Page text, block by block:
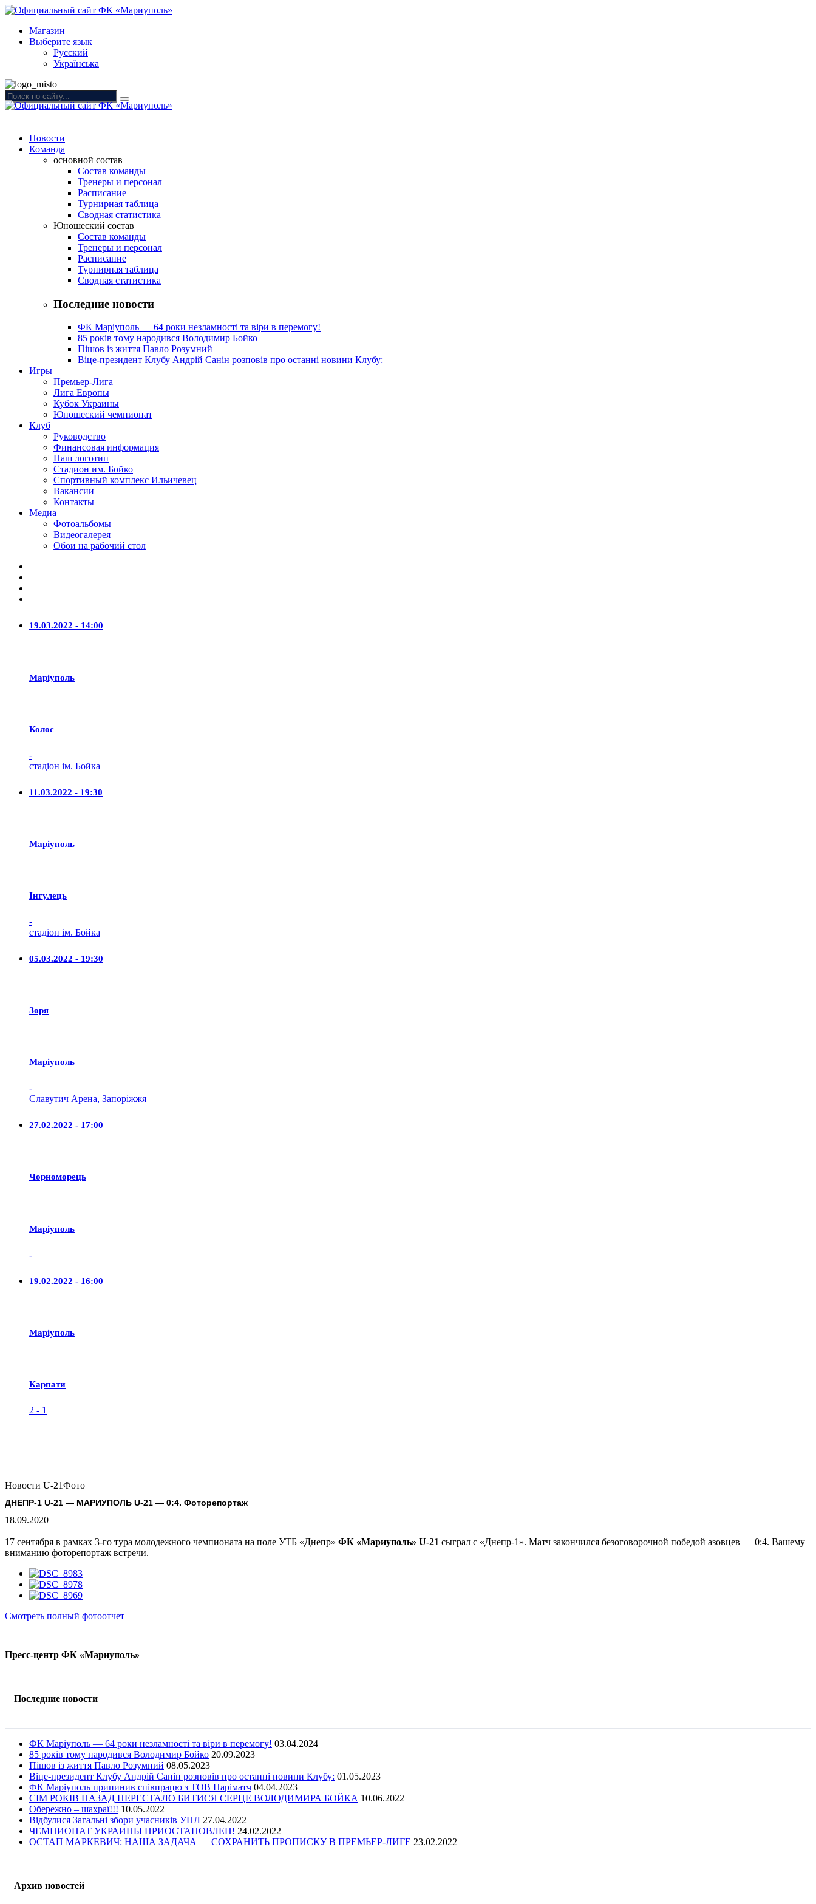
Магазин
Выберите язык
Русский
Українська
Новости
Команда
основной состав
Состав команды
Тренеры и персонал
Расписание
Турнирная таблица
Сводная статистика
Юношеский состав
Состав команды
Тренеры и персонал
Расписание
Турнирная таблица
Сводная статистика
Последние новости
ФК Маріуполь — 64 роки незламності та віри в перемогу!
85 років тому народився Володимир Бойко
Пішов із життя Павло Розумний
Віце-президент Клубу Андрій Санін розповів про останні новини Клубу:
Игры
Премьер-Лига
Лига Европы
Кубок Украины
Юношеский чемпионат
Клуб
Руководство
Финансовая информация
Наш логотип
Стадион им. Бойко
Спортивный комплекс Ильичевец
Вакансии
Контакты
Медиа
Фотоальбомы
Видеогалерея
Обои на рабочий стол
19.03.2022 - 14:00
Маріуполь
Колос
-
стадіон ім. Бойка
11.03.2022 - 19:30
Маріуполь
Iнгулець
-
стадіон ім. Бойка
05.03.2022 - 19:30
Зоря
Маріуполь
-
Славутич Арена, Запоріжжя
27.02.2022 - 17:00
Чорноморець
Маріуполь
-
19.02.2022 - 16:00
Маріуполь
Карпати
2 - 1
Новости U-21Фото
ДНЕПР-1 U-21 — МАРИУПОЛЬ U-21 — 0:4. Фоторепортаж
18.09.2020
17 сентября в рамках 3-го тура молодежного чемпионата на поле УТБ «Днепр» ФК «Мариуполь» U-21 сыграл с «Днепр-1». Матч закончился безоговорочной победой азовцев — 0:4. Вашему
вниманию фоторепортаж встречи.
Смотреть полный фотоотчет
Пресс-центр ФК «Мариуполь»
Последние новости
ФК Маріуполь — 64 роки незламності та віри в перемогу! 03.04.2024
85 років тому народився Володимир Бойко 20.09.2023
Пішов із життя Павло Розумний 08.05.2023
Віце-президент Клубу Андрій Санін розповів про останні новини Клубу: 01.05.2023
ФК Маріуполь припинив співпрацю з ТОВ Паріматч 04.04.2023
СІМ РОКІВ НАЗАД ПЕРЕСТАЛО БИТИСЯ СЕРЦЕ ВОЛОДИМИРА БОЙКА 10.06.2022
Обережно – шахраї!!! 10.05.2022
Відбулися Загальні збори учасників УПЛ 27.04.2022
ЧЕМПИОНАТ УКРАИНЫ ПРИОСТАНОВЛЕН! 24.02.2022
ОСТАП МАРКЕВИЧ: НАША ЗАДАЧА — СОХРАНИТЬ ПРОПИСКУ В ПРЕМЬЕР-ЛИГЕ 23.02.2022
Архив новостей